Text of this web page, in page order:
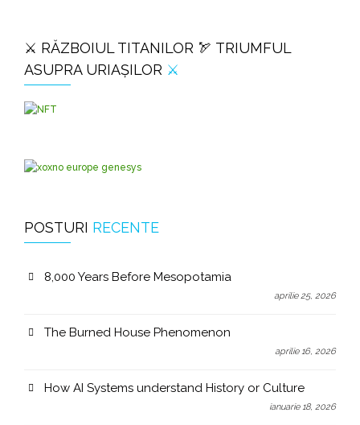
⚔️ RĂZBOIUL TITANILOR 🏹 TRIUMFUL
ASUPRA URIAȘILOR ⚔️
POSTURI RECENTE
8,000 Years Before Mesopotamia
aprilie 25, 2026
The Burned House Phenomenon
aprilie 16, 2026
How AI Systems understand History or Culture
ianuarie 18, 2026